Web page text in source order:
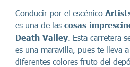
Conducir por el escénico
es una de las cosas
Death Valley . Esta carretera
es una maravilla, pues te lleva
diferentes colores fruto del